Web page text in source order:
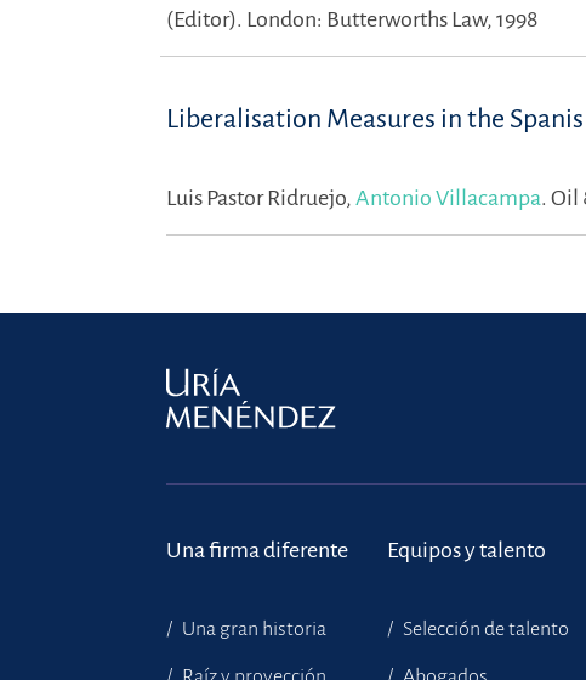
(Editor). London: Butterworths Law, 1998
Liberalisation Measures in the
Luis Pastor Ridruejo, Antonio Villacampa. Oil
Una firma diferente
Una gran historia
Equipos y talento
Selección de talento